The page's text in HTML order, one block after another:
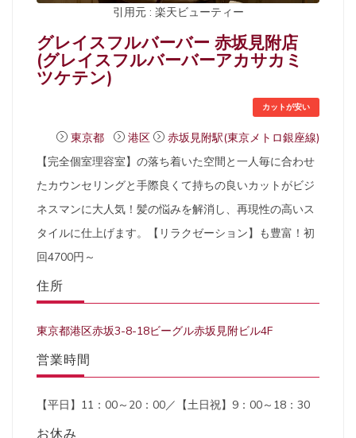
引用元 : 楽天ビューティー
グレイスフルバーバー 赤坂見附店
(グレイスフルバーバーアカサカミ
ツケテン)
カットが安い
東京都 港区
赤坂見附駅(東京メトロ銀座線)
【完全個室理容室】の落ち着いた空間と一人毎に合わせ
たカウンセリングと手際良くて持ちの良いカットがビジ
ネスマンに大人気！髪の悩みを解消し、再現性の高いス
タイルに仕上げます。【リラクゼーション】も豊富！初
回4700円～
住所
東京都港区赤坂3-8-18ビーグル赤坂見附ビル4F
営業時間
【平日】11：00～20：00／【土日祝】9：00～18：30
お休み